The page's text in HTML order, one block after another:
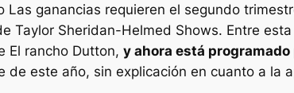
Las ganancias requieren el segundo
Taylor Sheridan-Helmed Shows. Entre
El rancho Dutton, y ahora está
de este año, sin explicación en cuanto a la